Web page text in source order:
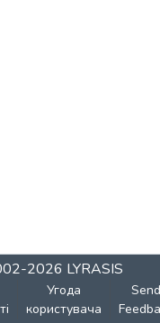
2026 LYRASIS
Угода
користувача
Send